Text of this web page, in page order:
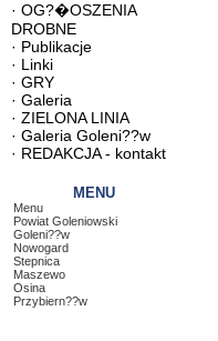
· OG?�OSZENIA
DROBNE
· Publikacje
· Linki
· GRY
· Galeria
· ZIELONA LINIA
· Galeria Goleni??w
· REDAKCJA - kontakt
MENU
Menu
Powiat Goleniowski
Goleni??w
Nowogard
Stepnica
Maszewo
Osina
Przybiern??w